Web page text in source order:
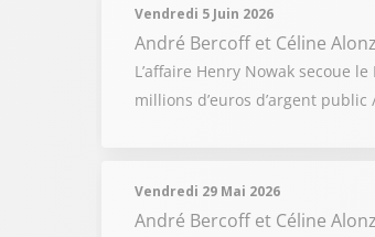
Vendredi 5 Juin 2026
André Bercoff et Céline
L’affaire Henry Nowak secoue
millions d’euros d’argent
Vendredi 29 Mai 2026
André Bercoff et Céline